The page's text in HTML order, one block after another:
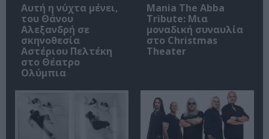
Αυτή η νύχτα μένει,
του Θάνου
Αλεξανδρή σε
σκηνοθεσία
Αστέριου Πελτέκη
στο Θέατρο
Ολύμπια
Mania The Abba
Tribute: Μια
μοναδική συναυλία
στο Christmas
Theater